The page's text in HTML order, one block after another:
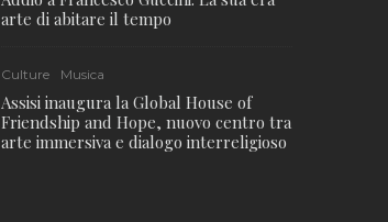
arte di abitare il tempo
Culture Musica
Assisi inaugura la Global House of
Friendship and Hope, nuovo centro tra
arte immersiva e dialogo interreligioso